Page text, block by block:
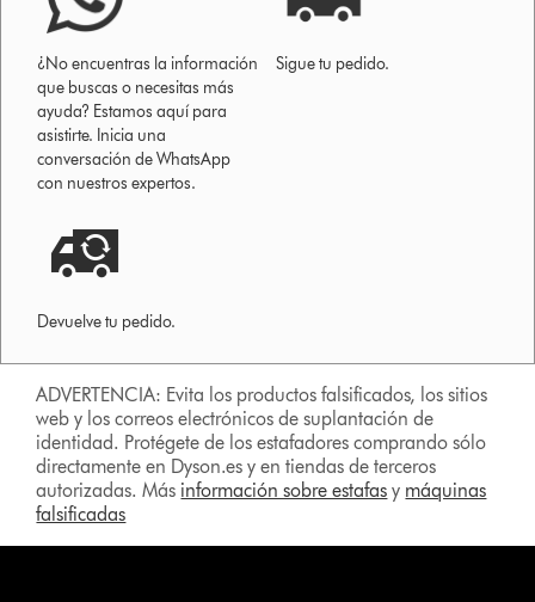
¿No encuentras la información
que buscas o necesitas más
ayuda? Estamos aquí para
asistirte. Inicia una
conversación de WhatsApp
con nuestros expertos.
Sigue tu pedido.
Devuelve tu pedido.
ADVERTENCIA: Evita los productos falsificados, los sitios
web y los correos electrónicos de suplantación de
identidad. Protégete de los estafadores comprando sólo
directamente en Dyson.es y en tiendas de terceros
autorizadas. Más información sobre estafas y máquinas
falsificadas